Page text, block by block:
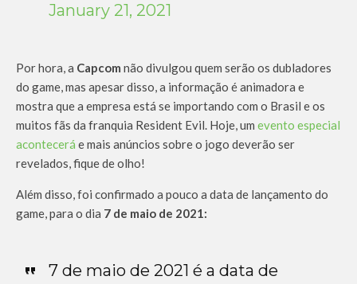
January 21, 2021
Por hora, a Capcom não divulgou quem serão os dubladores
do game, mas apesar disso, a informação é animadora e
mostra que a empresa está se importando com o Brasil e os
muitos fãs da franquia Resident Evil. Hoje, um evento especial
acontecerá e mais anúncios sobre o jogo deverão ser
revelados, fique de olho!
Além disso, foi confirmado a pouco a data de lançamento do
game, para o dia 7 de maio de 2021:
7 de maio de 2021 é a data de